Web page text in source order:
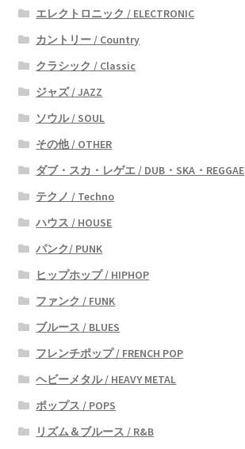
エレクトロニック / ELECTRONIC
カントリー / Country
クラシック / Classic
ジャズ / JAZZ
ソウル / SOUL
その他 / OTHER
ダブ・スカ・レゲエ / DUB・SKA・REGGAE
テクノ / Techno
ハウス / HOUSE
パンク/ PUNK
ヒップホップ / HIPHOP
ファンク / FUNK
ブルース / BLUES
フレンチポップ / FRENCH POP
ヘビーメタル / HEAVY METAL
ポップス / POPS
リズム＆ブルース / R&B